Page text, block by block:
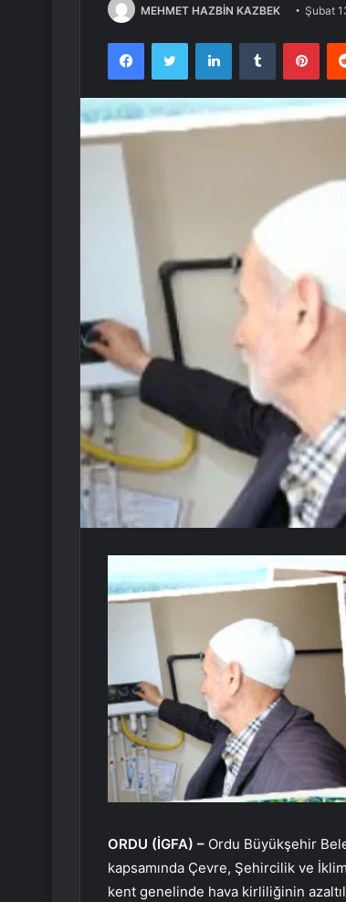
MEHMET HAZBİN KAZBEK Şubat
FacebookTwitter LinkedInTumblr
ORDU (İGFA) – Ordu Büyükşehir
kapsamında Çevre, Şehircilik ve
kent genelinde hava kirliliğinin